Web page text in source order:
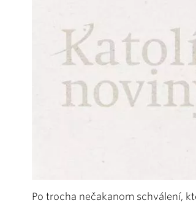
Po trocha nečakanom schválení,